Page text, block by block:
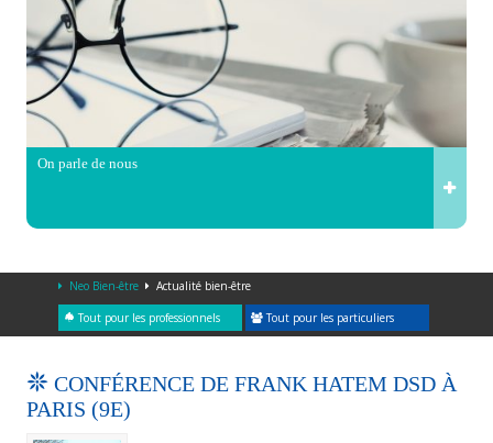
On parle de nous
Neo Bien-être Actualité bien-être
Tout pour les professionnels Tout pour les particuliers
CONFÉRENCE DE FRANK HATEM DSD À
PARIS (9E)